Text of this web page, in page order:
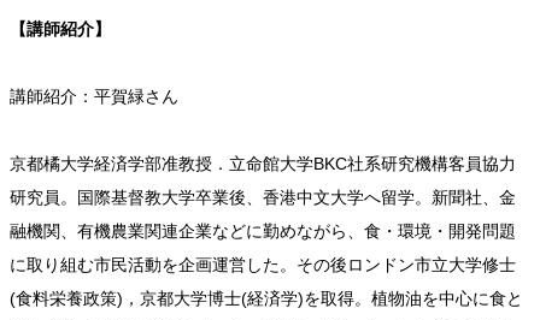
【講師紹介】
講師紹介：平賀緑さん
京都橘大学経済学部准教授．立命館大学BKC社系研究機構客員協力
研究員。国際基督教大学卒業後、香港中文大学へ留学。新聞社、金
融機関、有機農業関連企業などに勤めながら、食・環境・開発問題
に取り組む市民活動を企画運営した。その後ロンドン市立大学修士
(食料栄養政策)，京都大学博士(経済学)を取得。植物油を中心に食と